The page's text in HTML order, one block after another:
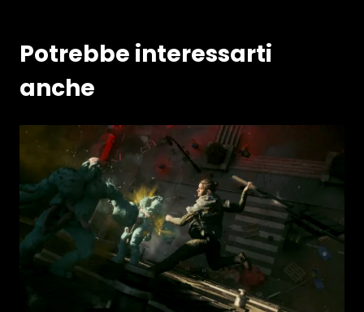
Potrebbe interessarti
anche